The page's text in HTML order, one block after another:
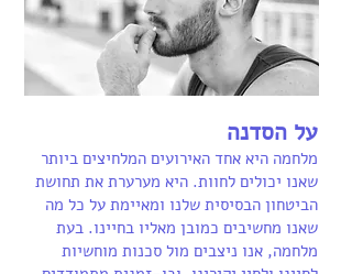
על הסדנה
מלחמה היא אחד האירועים המלחיצים ביותר
שאנו יכולים לחוות. היא מערערת את תחושת
הביטחון הבסיסית שלנו ומאיימת על כל מה
שאנו מחשיבים כמובן מאליו בחיינו. בעת
מלחמה, אנו ניצבים מול סכנות מוחשיות